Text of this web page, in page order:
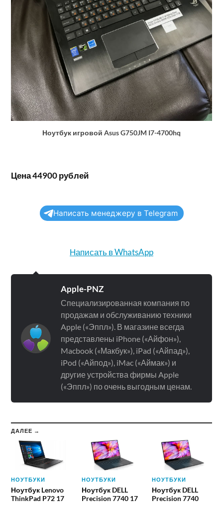
Ноутбук игровой Asus G750JM I7-4700hq
Цена 44900 рублей
Написать менеджеру в Telegram
Написать в WhatsApp
Apple-PNZ
Специализированная компания по
продажам и обслуживанию техники
Apple («Эппл»). В магазине всегда
представлены iPhone («Айфон»),
Macbook («Макбук»), iPad («Айпад»),
iPod («Айпод»), iMac («Аймак») и
другие устройства фирмы Apple
(«Эппл») по очень выгодным ценам.
ДАЛЕЕ →
НОУТБУКИ
Ноутбук Lenovo
ThinkPad P72 17
НОУТБУКИ
Ноутбук DELL
Precision 7740 17
НОУТБУКИ
Ноутбук DELL
Precision 7740